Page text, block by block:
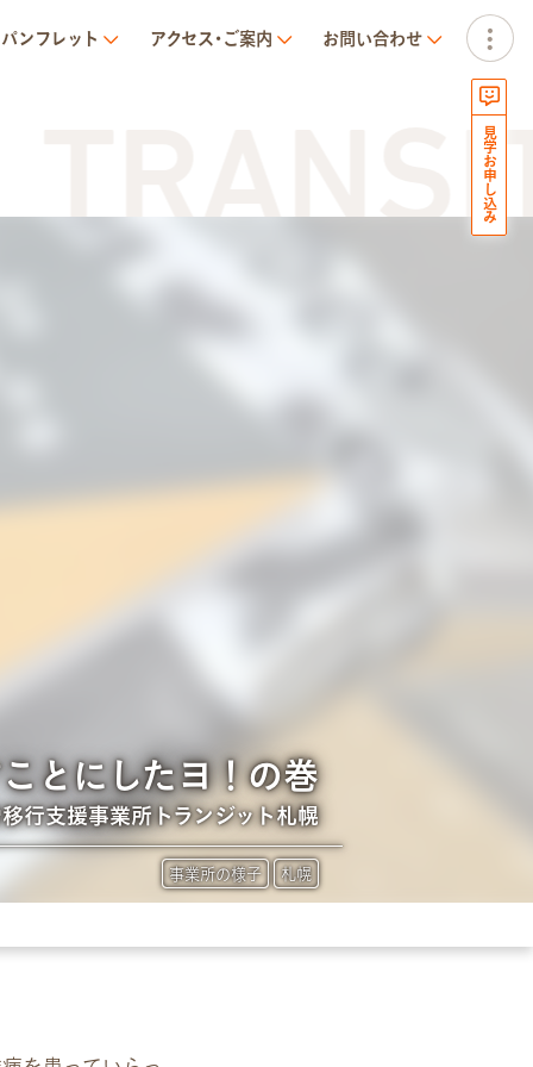
パンフレット アクセス･ご案内 お問い合わせ
とにしたヨ！の巻
行支援事業所トランジット札幌
事業所の様子 札幌
見学お申し込み